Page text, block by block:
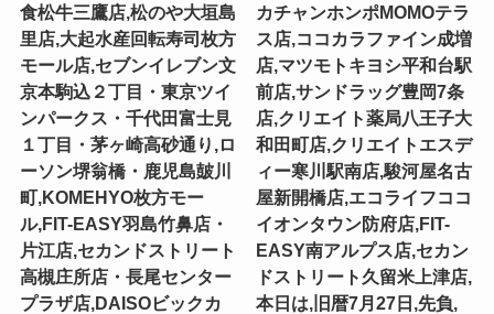
食松牛三鷹店,松のや大垣島
里店,大起水産回転寿司枚方
モール店,セブンイレブン文
京本駒込２丁目・東京ツイ
ンパークス・千代田富士見
１丁目・茅ヶ崎高砂通り,ロ
ーソン堺翁橋・鹿児島皷川
町,KOMEHYO枚方モー
ル,FIT-EASY羽島竹鼻店・
片江店,セカンドストリート
高槻庄所店・長尾センター
プラザ店,DAISOビックカ
カチャンホンポMOMOテラ
ス店,ココカラファイン成増
店,マツモトキヨシ平和台駅
前店,サンドラッグ豊岡7条
店,クリエイト薬局八王子大
和田町店,クリエイトエスデ
ィー寒川駅南店,駿河屋名古
屋新開橋店,エコライフココ
イオンタウン防府店,FIT-
EASY南アルプス店,セカン
ドストリート久留米上津店,
本日は,旧暦7月27日,先負,